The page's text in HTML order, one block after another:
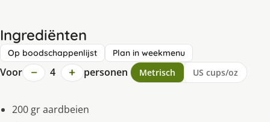
Ingrediënten
Op boodschappenlijst Plan in weekmenu
Voor − 4 + personen Metrisch US cups/oz
200 gr aardbeien